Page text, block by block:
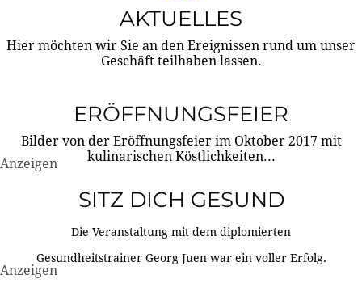
AKTUELLES
Hier möchten wir Sie an den Ereignissen rund um unser
Geschäft teilhaben lassen.
ERÖFFNUNGSFEIER
Bilder von der Eröffnungsfeier im Oktober 2017 mit
kulinarischen Köstlichkeiten...
Anzeigen
SITZ DICH GESUND
Die Veranstaltung mit dem diplomierten
Gesundheitstrainer Georg Juen war ein voller Erfolg.
Anzeigen